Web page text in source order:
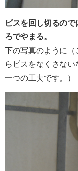
ビスを回し切るの
ろでやまる。
下の写真のように（
らビスをなくさない
一つの工夫です。）